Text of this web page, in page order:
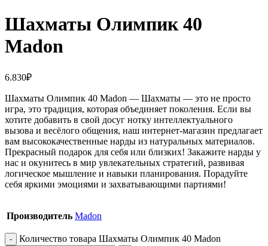
Шахматы Олимпик 40
Madon
6.830₽
Шахматы Олимпик 40 Madon — Шахматы — это не просто
игра, это традиция, которая объединяет поколения. Если вы
хотите добавить в свой досуг нотку интеллектуального
вызова и весёлого общения, наш интернет-магазин предлагает
вам высококачественные нарды из натуральных материалов.
Прекрасный подарок для себя или близких! Закажите нарды у
нас и окунитесь в мир увлекательных стратегий, развивая
логическое мышление и навыки планирования. Порадуйте
себя яркими эмоциями и захватывающими партиями!
Производитель Madon
Количество товара Шахматы Олимпик 40 Madon